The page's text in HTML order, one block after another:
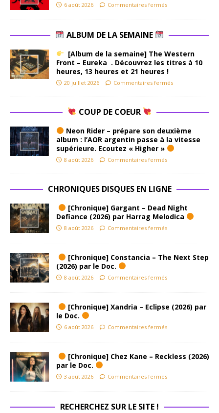
6 août 2026 Commentaires fermés
ALBUM DE LA SEMAINE
[Album de la semaine] The Western
Front – Eureka . Découvrez les titres à 10
heures, 13 heures et 21 heures !
20 juillet 2026 Commentaires fermés
COUP DE COEUR
Neon Rider – prépare son deuxième
album : l’AOR argentin passe à la vitesse
supérieure. Ecoutez « Higher »
8 août 2026 Commentaires fermés
CHRONIQUES DISQUES EN LIGNE
[Chronique] Gargant – Dead Night
Defiance (2026) par Harrag Melodica
8 août 2026 Commentaires fermés
[Chronique] Constancia – The Next Step
(2026) par le Doc.
8 août 2026 Commentaires fermés
[Chronique] Xandria – Eclipse (2026) par
le Doc.
6 août 2026 Commentaires fermés
[Chronique] Chez Kane – Reckless (2026)
par le Doc.
3 août 2026 Commentaires fermés
RECHERCHEZ SUR LE SITE !